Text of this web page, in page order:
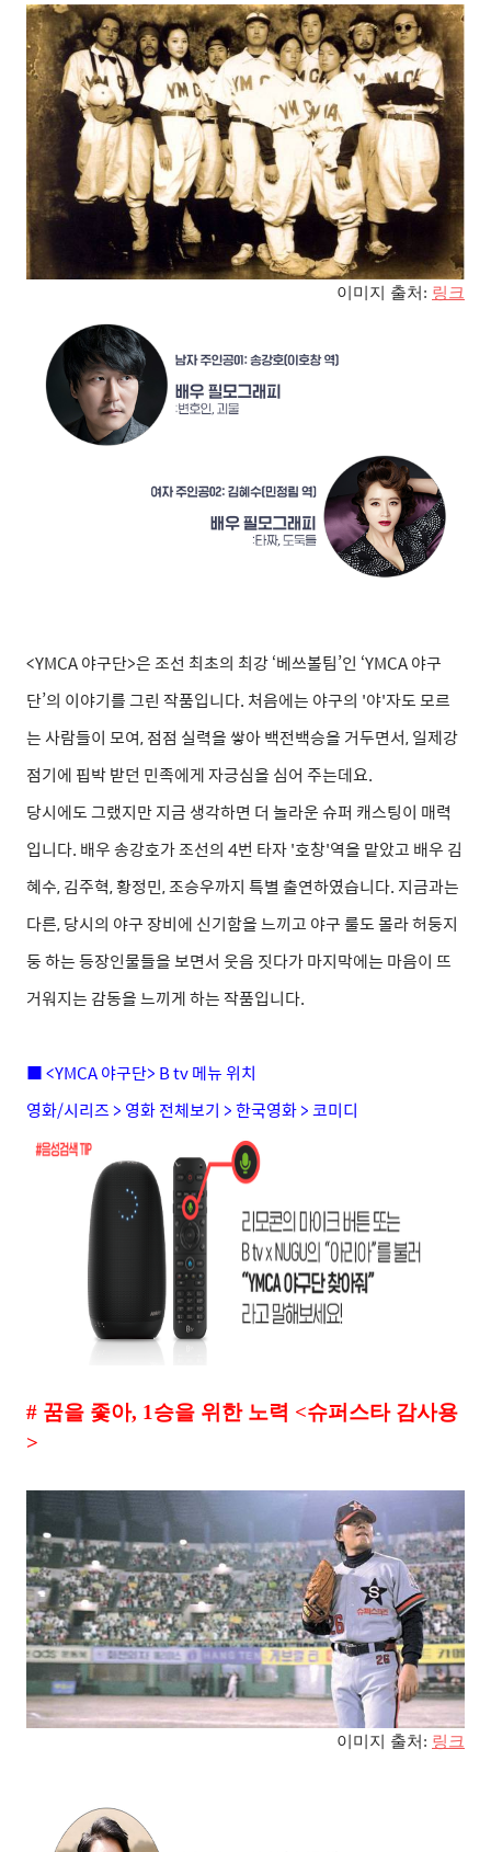
이미지 출처 : 링크
<YMCA 야구단>은 조선 최초의 최강 ‘베쓰볼팀’인 ‘YMCA 야구
단’의 이야기를 그린 작품입니다. 처음에는 야구의 '야'자도 모르
는 사람들이 모여, 점점 실력을 쌓아 백전백승을 거두면서, 일제강
점기에 핍박 받던 민족에게 자긍심을 심어 주는데요.
당시에도 그랬지만 지금 생각하면 더 놀라운 슈퍼 캐스팅이 매력
입니다. 배우 송강호가 조선의 4번 타자 '호창'역을 맡았고 배우 김
혜수, 김주혁, 황정민, 조승우까지 특별 출연하였습니다. 지금과는
다른, 당시의 야구 장비에 신기함을 느끼고 야구 룰도 몰라 허둥지
둥 하는 등장인물들을 보면서 웃음 짓다가 마지막에는 마음이 뜨
거워지는 감동을 느끼게 하는 작품입니다.
■ <YMCA 야구단> B tv 메뉴 위치
영화/시리즈 > 영화 전체보기 > 한국영화 > 코미디
# 꿈을 좇아, 1승을 위한 노력 <슈퍼스타 감사용
>
이미지 출처 : 링크